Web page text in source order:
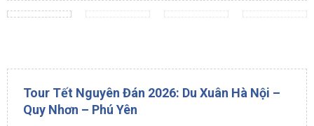
Tour Tết Nguyên Đán 2026: Du Xuân Hà Nội –
Quy Nhơn – Phú Yên